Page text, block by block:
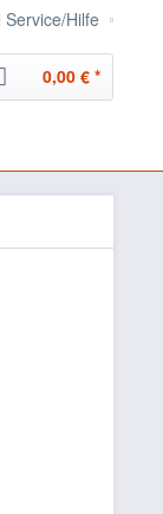
Service/Hilfe
0,00 € *